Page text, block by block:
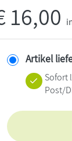
16,00
Artikel
Sofort
Post/